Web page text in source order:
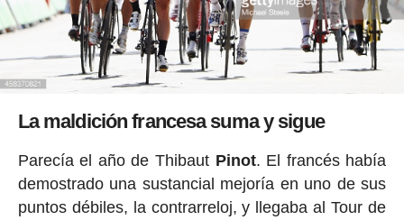
La maldición francesa suma y sigue
Parecía el año de Thibaut Pinot. El francés había
demostrado una sustancial mejoría en uno de sus
puntos débiles, la contrarreloj, y llegaba al Tour de